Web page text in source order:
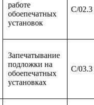
работе
обоепечатных
установок
C/02.3
Запечатывание
подложки на
обоепечатных
установках
C/03.3